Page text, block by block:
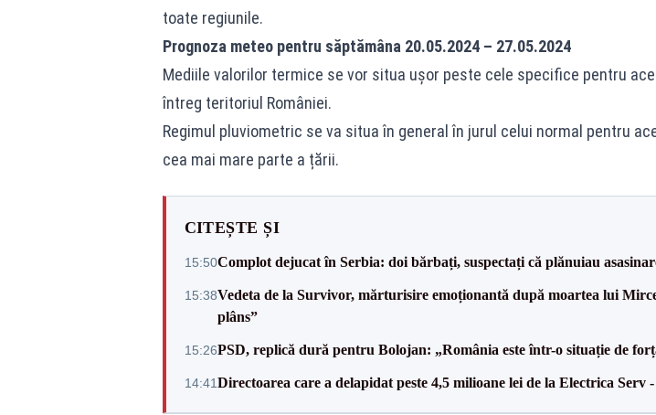
toate regiunile.
Prognoza meteo pentru săptămâna 20.05.2024 – 27.05.2024
Mediile valorilor termice se vor situa ușor peste cele specifice pentru
întreg teritoriul României.
Regimul pluviometric se va situa în general în jurul celui normal pentru
cea mai mare parte a țării.
CITEȘTE ȘI
15:50Complot dejucat în Serbia: doi bărbați, suspectați că plănuiau
15:38Vedeta de la Survivor, mărturisire emoționantă după moartea lui
plâns”
15:26PSD, replică dură pentru Bolojan: „România este într-o situație de
14:41Directoarea care a delapidat peste 4,5 milioane lei de la Electrica Serv